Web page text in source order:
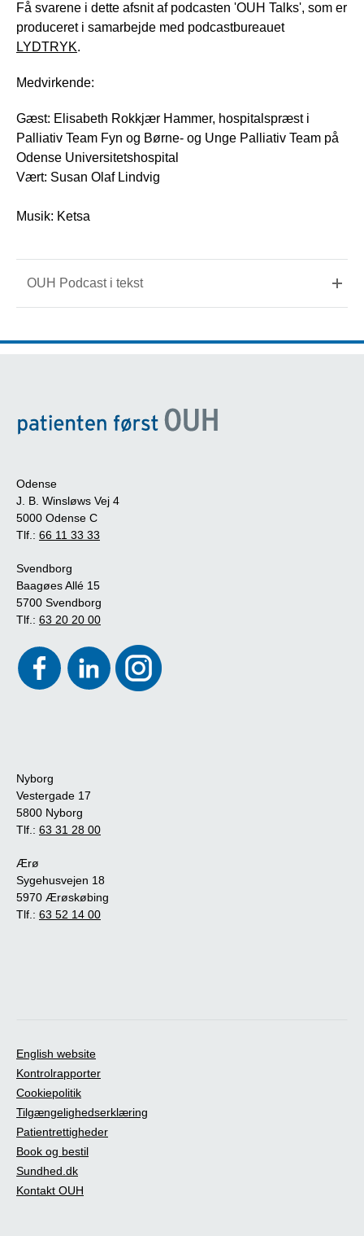
Få svarene i dette afsnit af podcasten 'OUH Talks', som er
produceret i samarbejde med podcastbureauet
LYDTRYK.
Medvirkende:
Gæst: Elisabeth Rokkjær Hammer, hospitalspræst i
Palliativ Team Fyn og Børne- og Unge Palliativ Team på
Odense Universitetshospital
Vært: Susan Olaf Lindvig
Musik: Ketsa
OUH Podcast i tekst
Odense
J. B. Winsløws Vej 4
5000 Odense C
Tlf.: 66 11 33 33
Svendborg
Baagøes Allé 15
5700 Svendborg
Tlf.: 63 20 20 00
Nyborg
Vestergade 17
5800 Nyborg
Tlf.: 63 31 28 00
Ærø
Sygehusvejen 18
5970 Ærøskøbing
Tlf.: 63 52 14 00
English website
Kontrolrapporter
Cookiepolitik
Tilgængelighedserklæring
Patientrettigheder
Book og bestil
Sundhed.dk
Kontakt OUH